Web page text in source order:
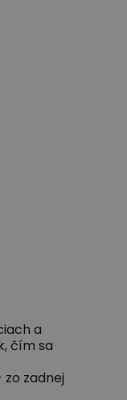
a
čím sa
zo zadnej